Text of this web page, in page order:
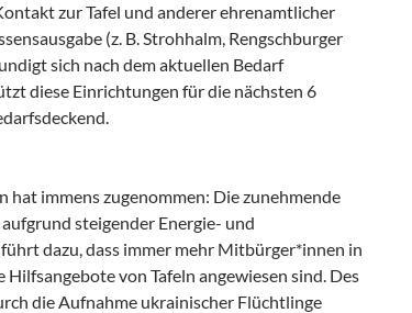
zur Tafel und anderer ehrenamtlicher
(z. B. Strohhalm, Rengschburger
sich nach dem aktuellen Bedarf
diese Einrichtungen für die nächsten 6
hat immens zugenommen: Die zunehmende
steigender Energie- und
dazu, dass immer mehr Mitbürger*innen in
Hilfsangebote von Tafeln angewiesen sind. Des
die Aufnahme ukrainischer Flüchtlinge